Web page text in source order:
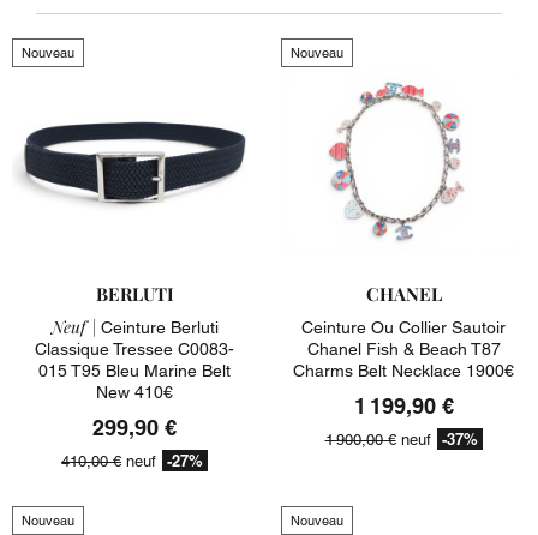
Nouveau
BERLUTI
Neuf | Ceinture Berluti
Classique Tressee C0083-
015 T95 Bleu Marine Belt
New 410€
299,90 €
410,00 € neuf -27%
Nouveau
CHANEL
Ceinture Ou Collier Sautoir
Chanel Fish & Beach T87
Charms Belt Necklace 1900€
1 199,90 €
1 900,00 €neuf -37%
Nouveau Nouveau